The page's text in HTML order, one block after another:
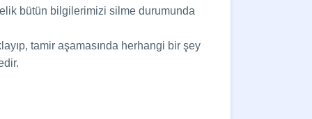
bütün bilgilerimizi silme durumunda
tamir aşamasında herhangi bir şey